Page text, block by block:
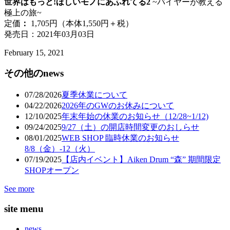
極上の旅~
定価 ：
1,705円（本体1,550円＋税）
発売日：2021年03月03日
February 15, 2021
その他のnews
07/28/2026夏季休業について
04/22/20262026年のGWのお休みについて
12/10/2025年末年始の休業のお知らせ（12/28~1/12)
09/24/20259/27（土）の開店時間変更のおしらせ
08/01/2025WEB SHOP 臨時休業のお知らせ
8/8（金）-12（火）
07/19/2025 【店内イベント】Aiken Drum “森” 期間限定
SHOPオープン
See more
site menu